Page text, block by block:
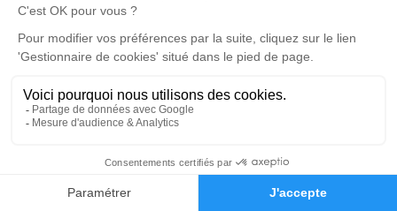
Faire-part Hommages
disponible ici
Cérémonie religieuse
Église Saint-Baudile de Noves
13550 Noves